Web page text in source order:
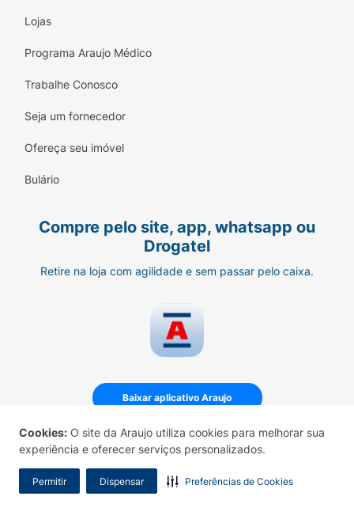
Cookies: O site da Araujo utiliza cookies para melhorar sua
experiência e oferecer serviços personalizados.
Permitir Dispensar Preferências de Cookies
Lojas
Programa Araujo Médico
Trabalhe Conosco
Seja um fornecedor
Ofereça seu imóvel
Bulário
Compre pelo site, app, whatsapp ou
Drogatel
Retire na loja com agilidade e sem passar pelo caixa.
Baixar aplicativo Araujo
Formas de Pagamento